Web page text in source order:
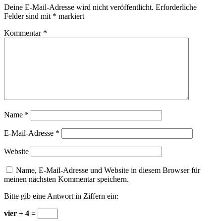
Deine E-Mail-Adresse wird nicht veröffentlicht. Erforderliche
Felder sind mit * markiert
Kommentar *
Name *
E-Mail-Adresse *
Website
Name, E-Mail-Adresse und Website in diesem Browser für
meinen nächsten Kommentar speichern.
Bitte gib eine Antwort in Ziffern ein:
vier + 4 =